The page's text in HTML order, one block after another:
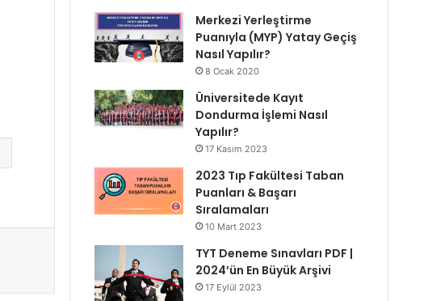
Merkezi Yerleştirme
Puanıyla (MYP) Yatay Geçiş
Nasıl Yapılır?
8 Ocak 2020
Üniversitede Kayıt
Dondurma İşlemi Nasıl
Yapılır?
17 Kasım 2023
2023 Tıp Fakültesi Taban
Puanları & Başarı
Sıralamaları
10 Mart 2023
TYT Deneme Sınavları PDF |
2024’ün En Büyük Arşivi
17 Eylül 2023